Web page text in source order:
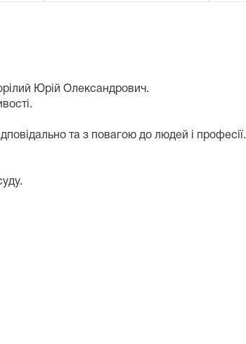
Юрій Олександрович.
та з повагою до людей і професії.